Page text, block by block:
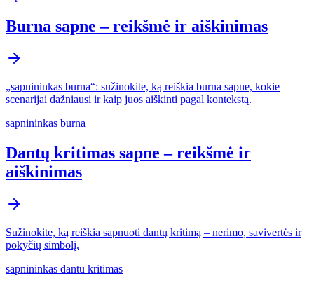
Burna sapne – reikšmė ir aiškinimas
„sapnininkas burna“: sužinokite, ką reiškia burna sapne, kokie
scenarijai dažniausi ir kaip juos aiškinti pagal kontekstą.
sapnininkas burna
Dantų kritimas sapne – reikšmė ir
aiškinimas
Sužinokite, ką reiškia sapnuoti dantų kritimą – nerimo, savivertės ir
pokyčių simbolį.
sapnininkas dantu kritimas